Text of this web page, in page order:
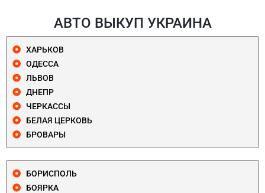
АВТО ВЫКУП УКРАИНА
ХАРЬКОВ
ОДЕССА
ЛЬВОВ
ДНЕПР
ЧЕРКАССЫ
БЕЛАЯ ЦЕРКОВЬ
БРОВАРЫ
БОРИСПОЛЬ
БОЯРКА